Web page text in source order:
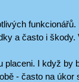
a často i
I když by
- často na úkor